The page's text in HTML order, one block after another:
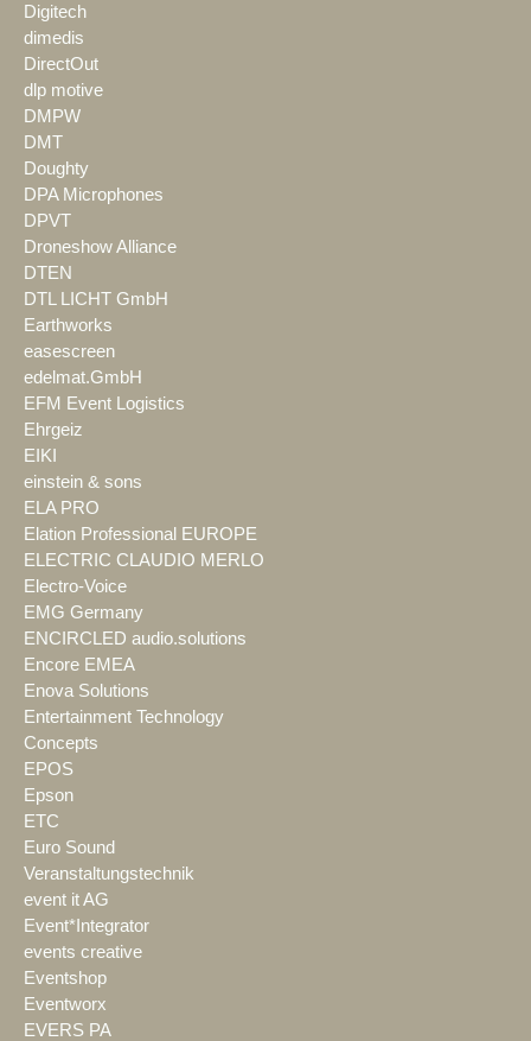
Digitech
dimedis
DirectOut
dlp motive
DMPW
DMT
Doughty
DPA Microphones
DPVT
Droneshow Alliance
DTEN
DTL LICHT GmbH
Earthworks
easescreen
edelmat.GmbH
EFM Event Logistics
Ehrgeiz
EIKI
einstein & sons
ELA PRO
Elation Professional EUROPE
ELECTRIC CLAUDIO MERLO
Electro-Voice
EMG Germany
ENCIRCLED audio.solutions
Encore EMEA
Enova Solutions
Entertainment Technology
Concepts
EPOS
Epson
ETC
Euro Sound
Veranstaltungstechnik
event it AG
Event*Integrator
events creative
Eventshop
Eventworx
EVERS PA